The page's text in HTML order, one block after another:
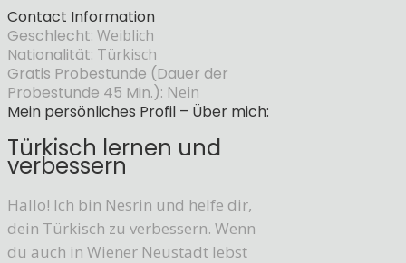
Contact Information
Geschlecht: Weiblich
Nationalität: Türkisch
Gratis Probestunde (Dauer der
Probestunde 45 Min.): Nein
Mein persönliches Profil – Über mich:
Türkisch lernen und
verbessern
Hallo! Ich bin Nesrin und helfe dir,
dein Türkisch zu verbessern. Wenn
du auch in Wiener Neustadt lebst